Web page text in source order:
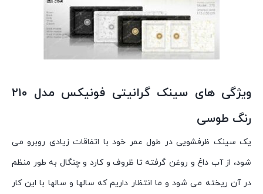
ویژگی های سینک گرانیتی فونیکس مدل ۲۱۰
رنگ طوسی
یک سینک ظرفشویی در طول عمر خود با اتفاقات زیادی روبرو می
شود، از آب داغ و روغن گرفته تا ظروف و کارد و چنگال به طور منظم
در آن ریخته می شود و ما انتظار داریم که سالها و سالها با این کار